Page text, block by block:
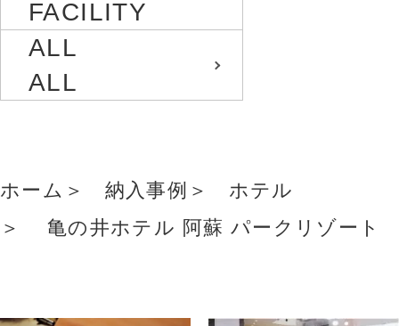
FACILITY
ALL
ALL
ホーム 納入事例
ホテル
亀の井ホテル 阿蘇 パークリゾート